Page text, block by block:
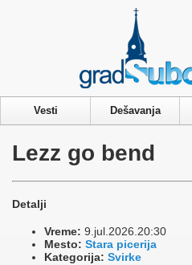
Vesti Dešavanja
Lezz go bend
Detalji
Vreme: 9.jul.2026.20:30
Mesto: Stara picerija
Kategorija: Svirke
Privacy &